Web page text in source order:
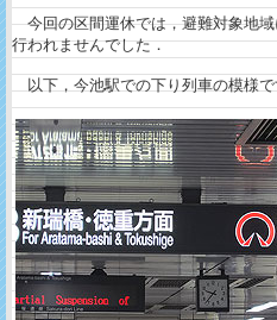
今回の区間運休では，避難対象地域
行われませんでした．
以下，今池駅での下り列車の模様